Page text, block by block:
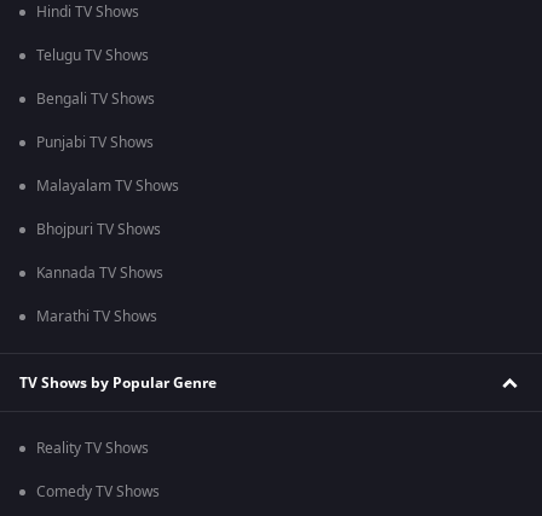
Hindi TV Shows
Telugu TV Shows
Bengali TV Shows
Punjabi TV Shows
Malayalam TV Shows
Bhojpuri TV Shows
Kannada TV Shows
Marathi TV Shows
TV Shows by Popular Genre
Reality TV Shows
Comedy TV Shows